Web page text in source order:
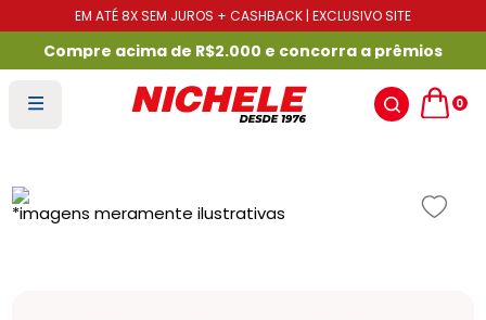
EM ATÉ 8X SEM JUROS + CASHBACK | EXCLUSIVO SITE
Compre acima de R$2.000 e concorra a prêmios
0